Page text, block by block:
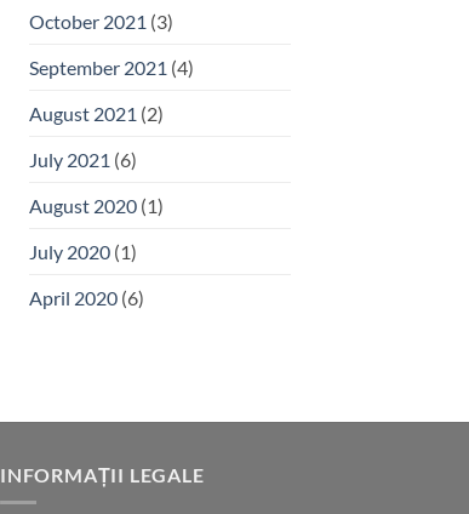
October 2021 (3)
September 2021 (4)
August 2021 (2)
July 2021 (6)
August 2020(1)
July 2020(1)
April 2020(6)
INFORMAȚII LEGALE